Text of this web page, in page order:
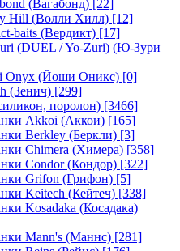
(Вагабонд) [22]
Hill (Волли Хилл) [12]
baits (Вердикт) [17]
(DUEL / Yo-Zuri) (Ю-Зури
Onyx (Йоши Оникс) [0]
(Зенич) [299]
поролон) [3466]
Akkoi (Аккои) [165]
Berkley (Беркли) [3]
Chimera (Химера) [358]
Condor (Кондор) [322]
Grifon (Грифон) [5]
Keitech (Кейтеч) [338]
Kosadaka (Косадака)
Mann's (Маннс) [281]